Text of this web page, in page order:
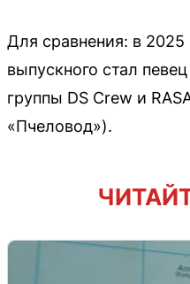
Для сравнения: в
выпускного стал
группы DS Crew и
«Пчеловод»).